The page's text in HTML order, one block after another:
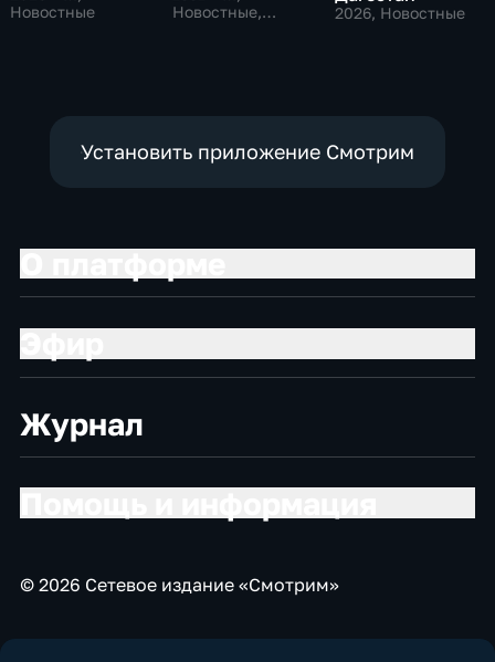
Новостные
Новостные,
2026, Новостные
Установить приложение Смотрим
Журнал
© 2026 Сетевое издание «Смотрим»